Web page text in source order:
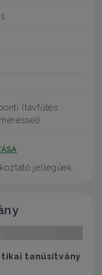
(távfűtés
jellegűek.
tanúsítvány